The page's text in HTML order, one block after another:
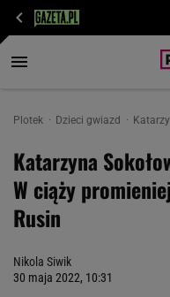
Plotek Dzieci gwiazd
Katarzyna
W ciąży
Rusin
Nikola Siwik
30 maja 2022, 10:31